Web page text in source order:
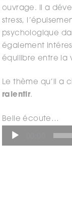
ouvrage. Il a
stress,
psychologique
également
équilibre entre la
Le thème qu’il a
ralentir.
Belle écoute…